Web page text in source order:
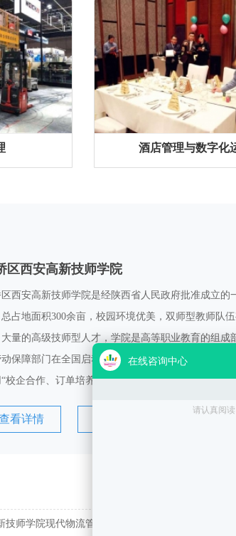
酒店管理与数字化
区西安高新技师学院
西安高新技师学院是经陕西省人民政府批准成立
总占地面积300余亩，校园环境优美，双师型教师队
量的高级技师型人才，学院是高等职业教育的组成
保障部门在全国启动并实施国家高级技工人才培训
校企合作、订单培养、工学结合、勤工助学”的办
看详情